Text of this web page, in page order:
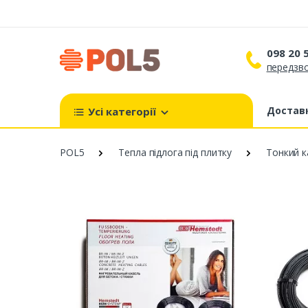
098 20
098
093
Усі категорії
POL5 Тепла підлога під плитку Тонкий